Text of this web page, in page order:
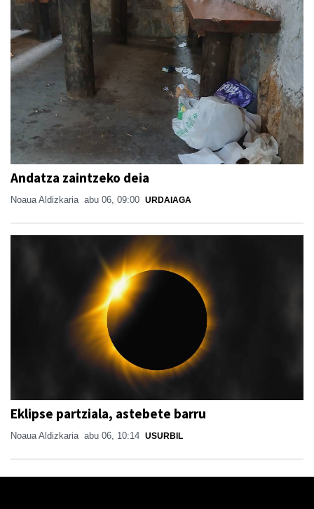
Andatza zaintzeko deia
Noaua Aldizkaria abu 06, 09:00 URDAIAGA
Eklipse partziala, astebete barru
Noaua Aldizkaria abu 06, 10:14 USURBIL